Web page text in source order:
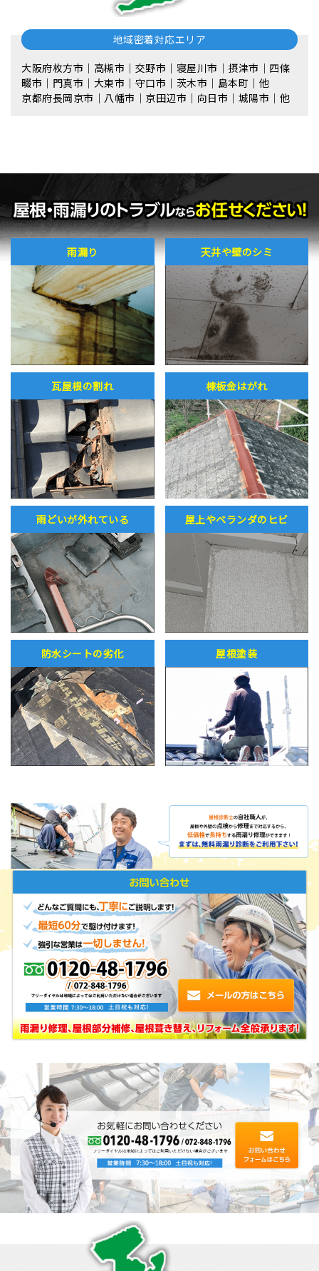
地域密着対応エリア
大阪府枚方市｜高槻市｜交野市｜寝屋川市｜摂津市｜四條
畷市｜門真市｜大東市｜守口市｜茨木市｜島本町｜他
京都府長岡京市｜八幡市｜京田辺市｜向日市｜城陽市｜他
雨漏り 天井や壁のシミ
瓦屋根の割れ 棟板金はがれ
雨どいが外れている 屋上やベランダのヒビ
防水シートの劣化 屋根塗装